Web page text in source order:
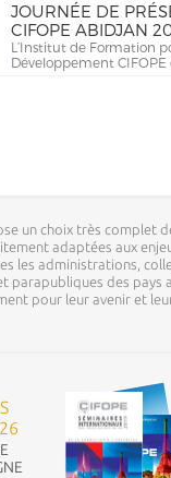
JOURNÉE DE
CIFOPE ABIDJAN
L’Institut de Formation
Développement CIFOPE
un choix très complet
adaptées aux
les administrations,
parapubliques des pays
pour leur avenir et